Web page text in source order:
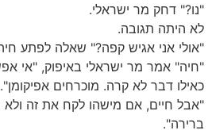
"נו?" דחק מר ישראלי.
לא היתה תגובה.
"אולי אני אגיש קפה?" שאלה לפתע
"חיה" אמר מר ישראלי באיפוק, "אי
כאילו דבר לא קרה. מוכרחים אפיקומן".
"אבל חיים, אם מישהו לקח את זה ולא
ברירה".